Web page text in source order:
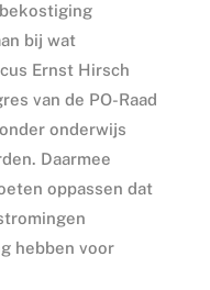
bij wat
Ernst Hirsch
van de PO-Raad
onderwijs
Daarmee
oppassen dat
hebben voor